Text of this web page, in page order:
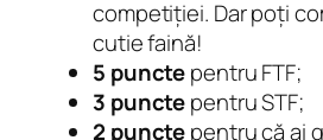
competiției. Dar poți
cutie faină!
5 punctepentru FTF;
3 punctepentru STF;
2 punctepentru că ai